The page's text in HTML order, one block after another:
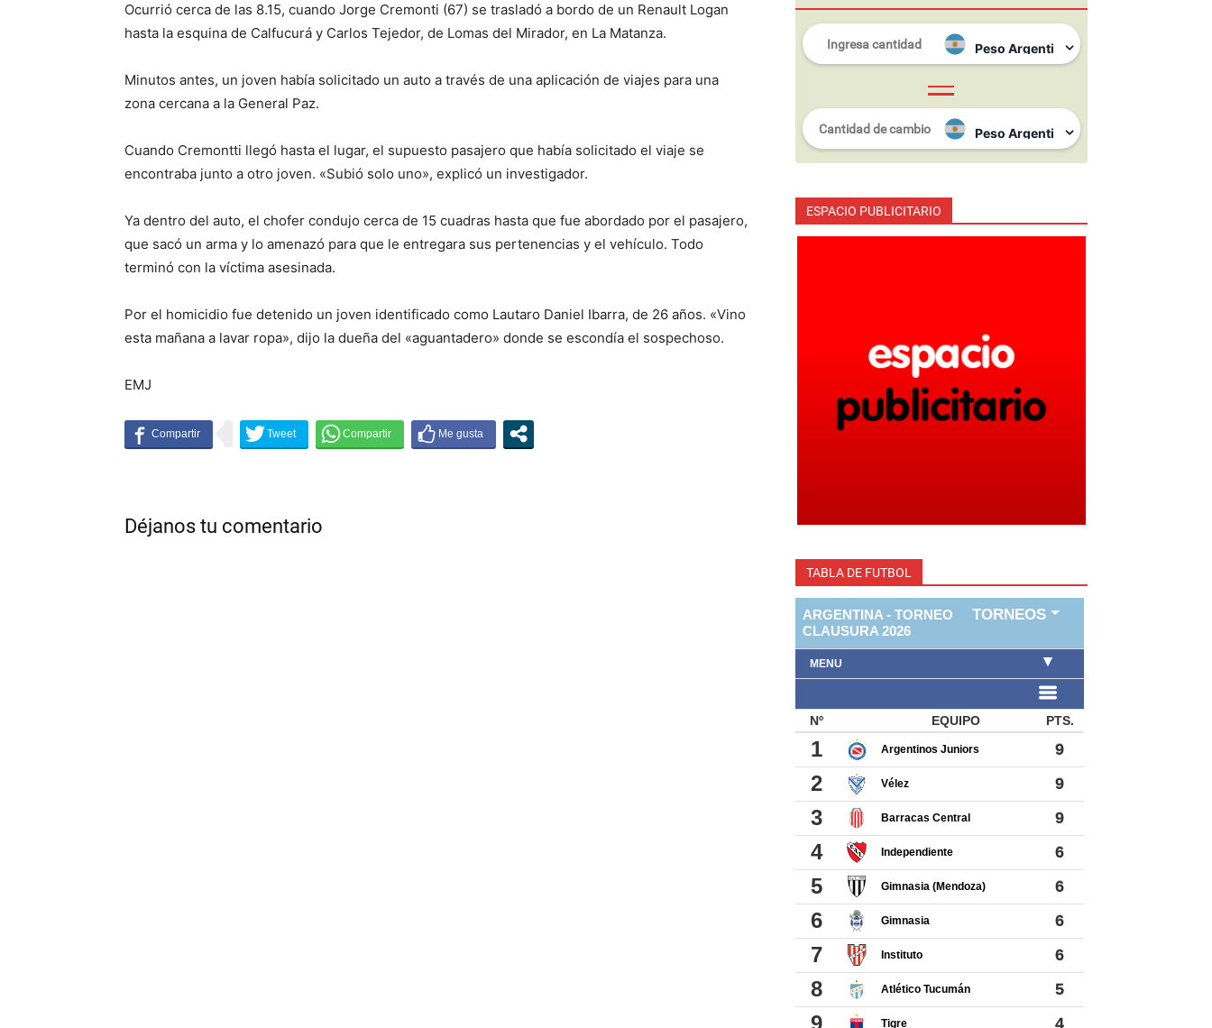
Ocurrió cerca de las 8.15, cuando Jorge Cremonti (67) se trasladó a bordo de un Renault Logan
hasta la esquina de Calfucurá y Carlos Tejedor, de Lomas del Mirador, en La Matanza.
Minutos antes, un joven había solicitado un auto a través de una aplicación de viajes para una
zona cercana a la General Paz.
Cuando Cremontti llegó hasta el lugar, el supuesto pasajero que había solicitado el viaje se
encontraba junto a otro joven. «Subió solo uno», explicó un investigador.
Ya dentro del auto, el chofer condujo cerca de 15 cuadras hasta que fue abordado por el pasajero,
que sacó un arma y lo amenazó para que le entregara sus pertenencias y el vehículo. Todo
terminó con la víctima asesinada.
Por el homicidio fue detenido un joven identificado como Lautaro Daniel Ibarra, de 26 años. «Vino
esta mañana a lavar ropa», dijo la dueña del «aguantadero» donde se escondía el sospechoso.
EMJ
Déjanos tu comentario
ESPACIO PUBLICITARIO
TABLA DE FUTBOL